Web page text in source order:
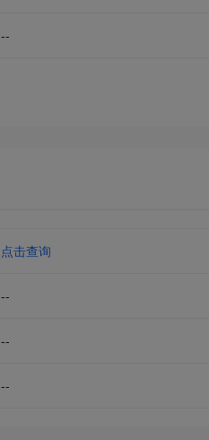
--
点击查询
--
--
--